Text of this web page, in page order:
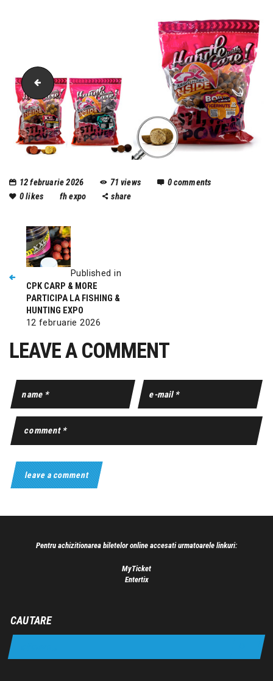
boilies-carlig
12 februarie 2026 71 views 0comments
0likes fh expo share
Published in
CPK CARP & MORE
PARTICIPA LA FISHING &
HUNTING EXPO
12 februarie 2026
LEAVE A COMMENT
Pentru achizitionarea biletelor online accesati urmatoarele linkuri:
MyTicket
Entertix
CAUTARE